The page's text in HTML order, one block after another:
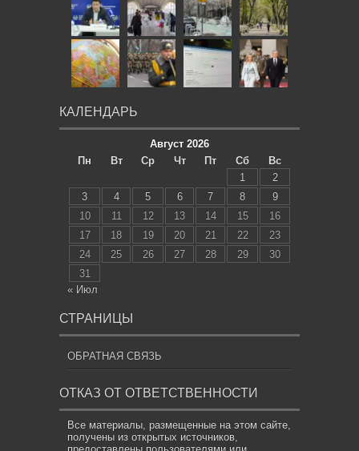
КАЛЕНДАРЬ
Август 2026
Пн
Вт Ср Чт Пт Сб
Вс
1
2
3
4 5 6 7 8
9
10
11 12 13 14 15
16
17
18 19 20 21 22
23
24
25 26 27 28 29
30
31
« Июл
СТРАНИЦЫ
ОБРАТНАЯ СВЯЗЬ
ОТКАЗ ОТ ОТВЕТСТВЕННОСТИ
Все материалы, размещенные на этом сайте,
получены из открытых источников,